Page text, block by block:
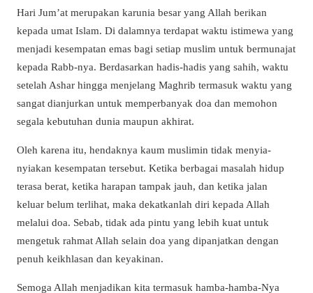
Hari Jum’at merupakan karunia besar yang Allah berikan
kepada umat Islam. Di dalamnya terdapat waktu istimewa yang
menjadi kesempatan emas bagi setiap muslim untuk bermunajat
kepada Rabb-nya. Berdasarkan hadis-hadis yang sahih, waktu
setelah Ashar hingga menjelang Maghrib termasuk waktu yang
sangat dianjurkan untuk memperbanyak doa dan memohon
segala kebutuhan dunia maupun akhirat.
Oleh karena itu, hendaknya kaum muslimin tidak menyia-
nyiakan kesempatan tersebut. Ketika berbagai masalah hidup
terasa berat, ketika harapan tampak jauh, dan ketika jalan
keluar belum terlihat, maka dekatkanlah diri kepada Allah
melalui doa. Sebab, tidak ada pintu yang lebih kuat untuk
mengetuk rahmat Allah selain doa yang dipanjatkan dengan
penuh keikhlasan dan keyakinan.
Semoga Allah menjadikan kita termasuk hamba-hamba-Nya